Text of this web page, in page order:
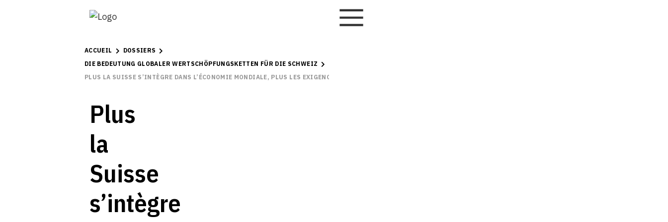
ACCUEIL
DOSSIERS
DIE BEDEUTUNG GLOBALER WERTSCHÖPFUNGSKETTEN FÜR DIE SCHWEIZ
PLUS LA SUISSE S’INTÈGRE DANS L’ÉCONOMIE MONDIALE, PLUS LES EXIGENCES PROFESSIONNELLES SONT ÉLEVÉES
Plus
la
Suisse
s’intègre